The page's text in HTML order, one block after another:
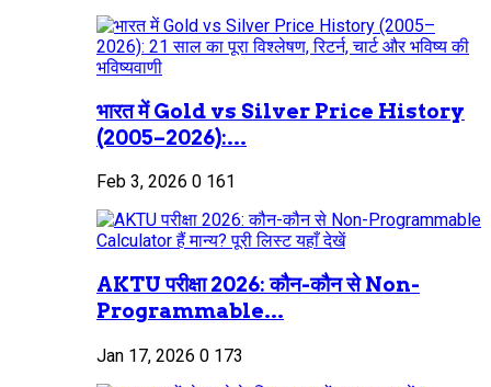
भारत में Gold vs Silver Price History
(2005–2026):...
Feb 3, 2026 0 161
AKTU परीक्षा 2026: कौन-कौन से Non-
Programmable...
Jan 17, 2026 0 173